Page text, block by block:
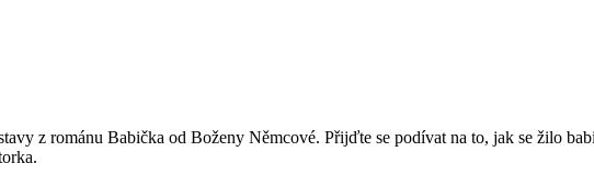
z románu Babička od Boženy Němcové. Přijďte se podívat na to, jak se žilo